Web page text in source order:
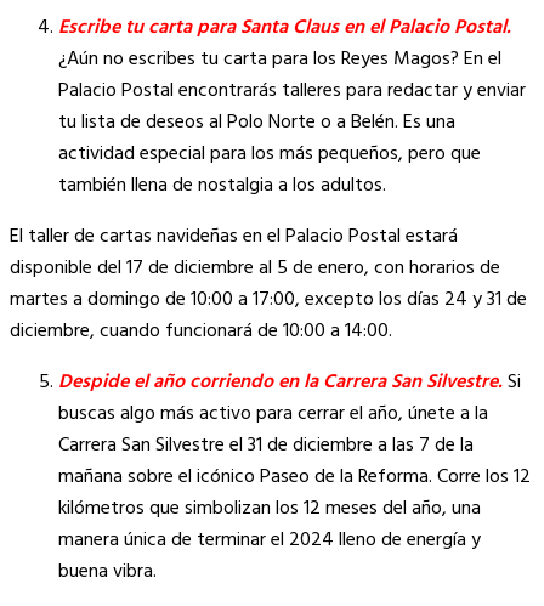
Escribe tu carta para Santa Claus en el Palacio Postal.
¿Aún no escribes tu carta para los Reyes Magos? En el
Palacio Postal encontrarás talleres para redactar y enviar
tu lista de deseos al Polo Norte o a Belén. Es una
actividad especial para los más pequeños, pero que
también llena de nostalgia a los adultos.
El taller de cartas navideñas en el Palacio Postal estará
disponible del 17 de diciembre al 5 de enero, con horarios de
martes a domingo de 10:00 a 17:00, excepto los días 24 y 31 de
diciembre, cuando funcionará de 10:00 a 14:00.
Despide el año corriendo en la Carrera San Silvestre.Si
buscas algo más activo para cerrar el año, únete a la
Carrera San Silvestre el 31 de diciembre a las 7 de la
mañana sobre el icónico Paseo de la Reforma. Corre los 12
kilómetros que simbolizan los 12 meses del año, una
manera única de terminar el 2024 lleno de energía y
buena vibra.